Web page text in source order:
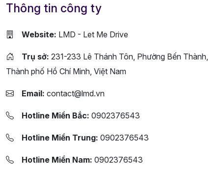
Thông tin công ty
Website: LMD - Let Me Drive
Trụ sở: 231-233 Lê Thánh Tôn, Phường Bến Thành,
Thành phố Hồ Chí Minh, Việt Nam
Email: contact@lmd.vn
Hotline Miền Bắc: 0902376543
Hotline Miền Trung: 0902376543
Hotline Miền Nam: 0902376543